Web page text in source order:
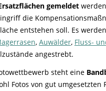
gemeldet
die
entstehen soll. Es
, Auwälder, Fluss-
angestrebt.
steht eine
Fotos von gut umgesetzten